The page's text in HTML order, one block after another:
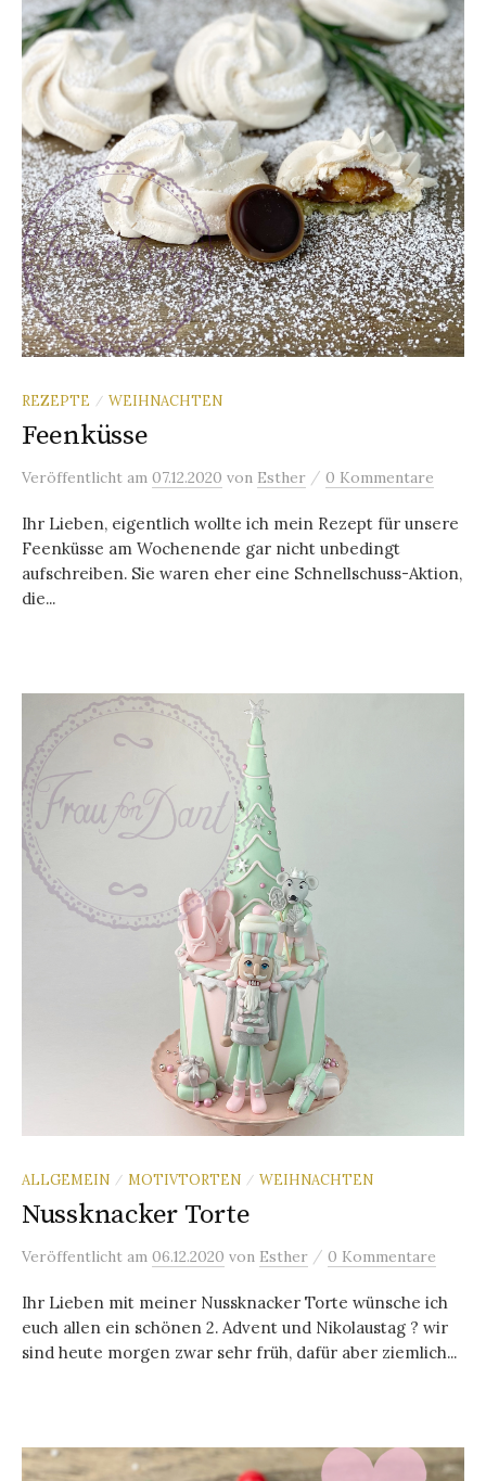
n
a
c
h
:
REZEPTE / WEIHNACHTEN
Feenküsse
Veröffentlicht am 07.12.2020 von Esther / 0 Kommentare
Ihr Lieben, eigentlich wollte ich mein Rezept für unsere
Feenküsse am Wochenende gar nicht unbedingt
aufschreiben. Sie waren eher eine Schnellschuss-Aktion,
die...
ALLGEMEIN / MOTIVTORTEN / WEIHNACHTEN
Nussknacker Torte
Veröffentlicht am 06.12.2020 von Esther / 0 Kommentare
Ihr Lieben mit meiner Nussknacker Torte wünsche ich
euch allen ein schönen 2. Advent und Nikolaustag ? wir
sind heute morgen zwar sehr früh, dafür aber ziemlich...